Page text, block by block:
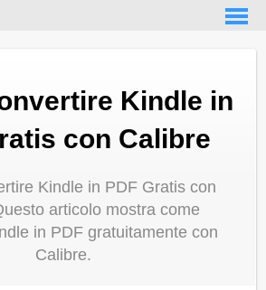
Kindle in
con Calibre
Kindle in PDF Gratis con
articolo mostra come
in PDF gratuitamente con
Calibre.